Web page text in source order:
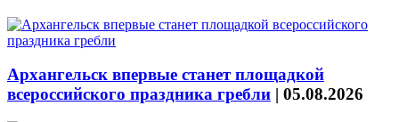
Архангельск впервые станет площадкой
всероссийского праздника гребли | 05.08.2026